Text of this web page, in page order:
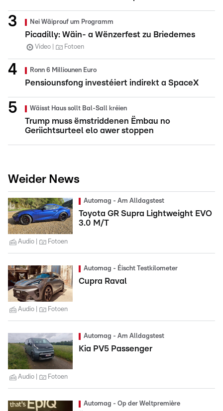
Nei Wäiprouf um Programm
Picadilly: Wäin- a Wënzerfest zu Briedemes
Video Fotoen
Ronn 6 Milliounen Euro
Pensiounsfong investéiert indirekt a SpaceX
Wäisst Haus sollt Bal-Sall kréien
Trump muss ëmstriddenen Ëmbau no
Geriichtsurteel elo awer stoppen
Weider News
Automag - Am Alldagstest
Toyota GR Supra Lightweight EVO
3.0 M/T
Audio Fotoen
Automag - Éischt Testkilometer
Cupra Raval
Audio Fotoen
Automag - Am Alldagstest
Kia PV5 Passenger
Audio Fotoen
Automag - Op der Weltpremière